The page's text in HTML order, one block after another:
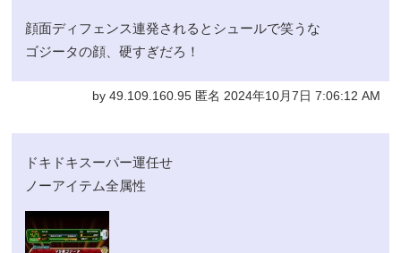
顔面ディフェンス連発されるとシュールで笑うな
ゴジータの顔、硬すぎだろ！
by 49.109.160.95 匿名 2024年10月7日 7:06:12 AM
ドキドキスーパー運任せ
ノーアイテム全属性